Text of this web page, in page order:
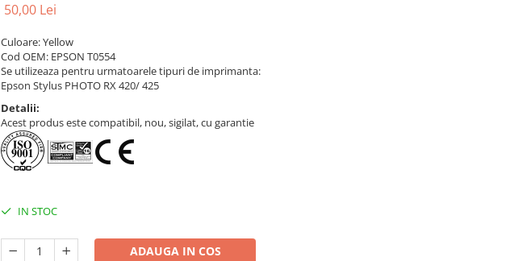
50,00 Lei
Culoare: Yellow
Cod OEM: EPSON T0554
Se utilizeaza pentru urmatoarele tipuri de imprimanta:
Epson Stylus PHOTO RX 420/ 425
Detalii:
Acest produs este compatibil, nou, sigilat, cu garantie
IN STOC
ADAUGA IN COS